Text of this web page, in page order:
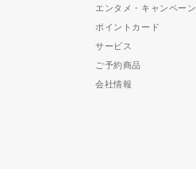
エンタメ・キャンペーン
ポイントカード
サービス
ご予約商品
会社情報